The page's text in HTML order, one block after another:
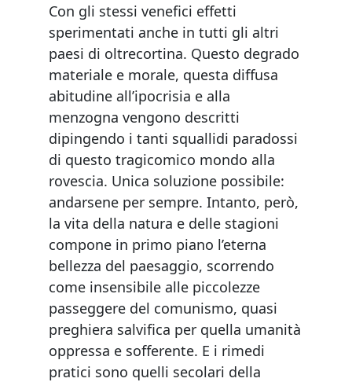
Con gli stessi venefici effetti
sperimentati anche in tutti gli altri
paesi di oltrecortina. Questo degrado
materiale e morale, questa diffusa
abitudine all’ipocrisia e alla
menzogna vengono descritti
dipingendo i tanti squallidi paradossi
di questo tragicomico mondo alla
rovescia. Unica soluzione possibile:
andarsene per sempre. Intanto, però,
la vita della natura e delle stagioni
compone in primo piano l’eterna
bellezza del paesaggio, scorrendo
come insensibile alle piccolezze
passeggere del comunismo, quasi
preghiera salvifica per quella umanità
oppressa e sofferente. E i rimedi
pratici sono quelli secolari della